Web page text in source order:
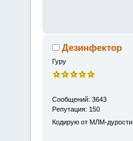
Дезинфектор
Гуру
Сообщений: 3643
Репутация: 150
Кодирую от МЛМ-дурости